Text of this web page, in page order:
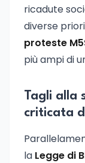
ricadute
diverse
proteste
più ampi di
Tagli alla
criticata
la Legge di